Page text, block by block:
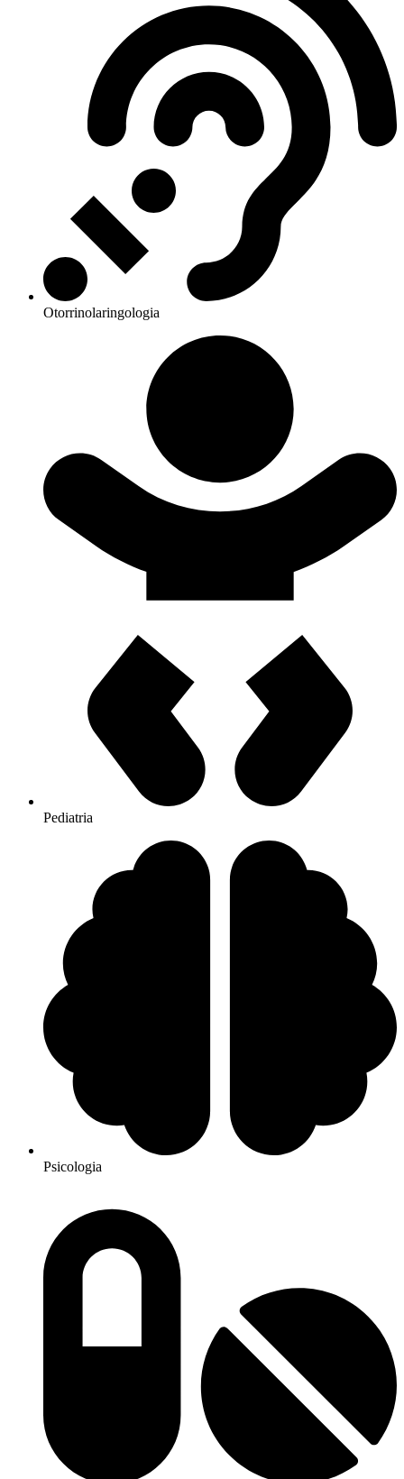
Otorrinolaringologia
Pediatria
Psicologia